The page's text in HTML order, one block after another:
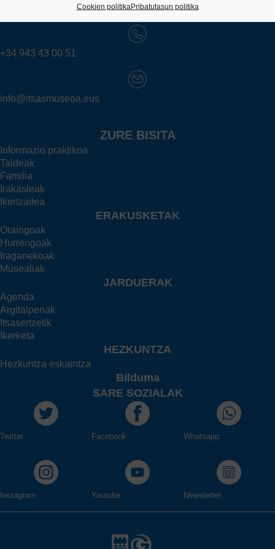
Cookien politikaPribatutasun politika
20003 Donostia (Gipuzkoa)
+34 943 43 00 51
info@itsasmuseoa.eus
ZURE BISITA
Informazio praktikoa
Taldeak
Familia
Irakasleak
Ikertzailea
ERAKUSKETAK
Oraingoak
Hurrengoak
Iraganekoak
Musealiak
JARDUERAK
Agenda
Argitalpenak
Itsasertzetik
Ikerketa
HEZKUNTZA
Hezkuntza eskaintza
Bilduma
SARE SOZIALAK
Twitter Facebook Whatsapp
Instagram Youtube Newsletter